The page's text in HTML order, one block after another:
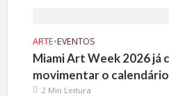
ARTE•EVENTOS
Miami Art Week 2026 já
movimentar o calendário
2 Min Leitura